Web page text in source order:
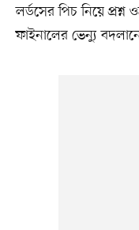
লর্ডসের পিচ নিয়ে প্রশ্ন
ফাইনালের ভেন্যু